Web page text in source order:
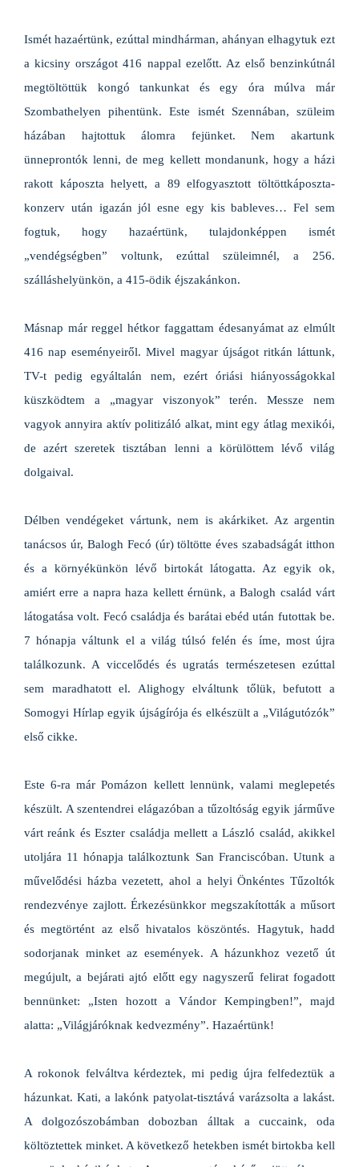
Ismét hazaértünk, ezúttal mindhárman, ahányan elhagytuk ezt
a kicsiny országot 416 nappal ezelőtt. Az első benzinkútnál
megtöltöttük kongó tankunkat és egy óra múlva már
Szombathelyen pihentünk. Este ismét Szennában, szüleim
házában hajtottuk álomra fejünket. Nem akartunk
ünneprontók lenni, de meg kellett mondanunk, hogy a házi
rakott káposzta helyett, a 89 elfogyasztott töltöttkáposzta-
konzerv után igazán jól esne egy kis bableves… Fel sem
fogtuk, hogy hazaértünk, tulajdonképpen ismét
„vendégségben” voltunk, ezúttal szüleimnél, a 256.
szálláshelyünkön, a 415-ödik éjszakánkon.
Másnap már reggel hétkor faggattam édesanyámat az elmúlt
416 nap eseményeiről. Mivel magyar újságot ritkán láttunk,
TV-t pedig egyáltalán nem, ezért óriási hiányosságokkal
küszködtem a „magyar viszonyok” terén. Messze nem
vagyok annyira aktív politizáló alkat, mint egy átlag mexikói,
de azért szeretek tisztában lenni a körülöttem lévő világ
dolgaival.
Délben vendégeket vártunk, nem is akárkiket. Az argentin
tanácsos úr, Balogh Fecó (úr) töltötte éves szabadságát itthon
és a környékünkön lévő birtokát látogatta. Az egyik ok,
amiért erre a napra haza kellett érnünk, a Balogh család várt
látogatása volt. Fecó családja és barátai ebéd után futottak be.
7 hónapja váltunk el a világ túlsó felén és íme, most újra
találkozunk. A viccelődés és ugratás természetesen ezúttal
sem maradhatott el. Alighogy elváltunk tőlük, befutott a
Somogyi Hírlap egyik újságírója és elkészült a „Világutózók”
első cikke.
Este 6-ra már Pomázon kellett lennünk, valami meglepetés
készült. A szentendrei elágazóban a tűzoltóság egyik járműve
várt reánk és Eszter családja mellett a László család, akikkel
utoljára 11 hónapja találkoztunk San Franciscóban. Utunk a
művelődési házba vezetett, ahol a helyi Önkéntes Tűzoltók
rendezvénye zajlott. Érkezésünkkor megszakították a műsort
és megtörtént az első hivatalos köszöntés. Hagytuk, hadd
sodorjanak minket az események. A házunkhoz vezető út
megújult, a bejárati ajtó előtt egy nagyszerű felirat fogadott
bennünket: „Isten hozott a Vándor Kempingben!”, majd
alatta: „Világjáróknak kedvezmény”. Hazaértünk!
A rokonok felváltva kérdeztek, mi pedig újra felfedeztük a
házunkat. Kati, a lakónk patyolat-tisztává varázsolta a lakást.
A dolgozószobámban dobozban álltak a cuccaink, oda
költöztettek minket. A következő hetekben ismét birtokba kell